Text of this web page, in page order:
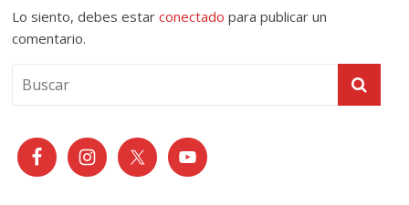
Lo siento, debes estarconectado para publicar un
comentario.